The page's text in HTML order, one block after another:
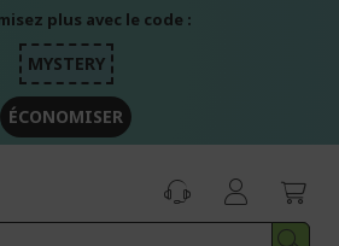
plus avec le code :
MYSTERY
ÉCONOMISER